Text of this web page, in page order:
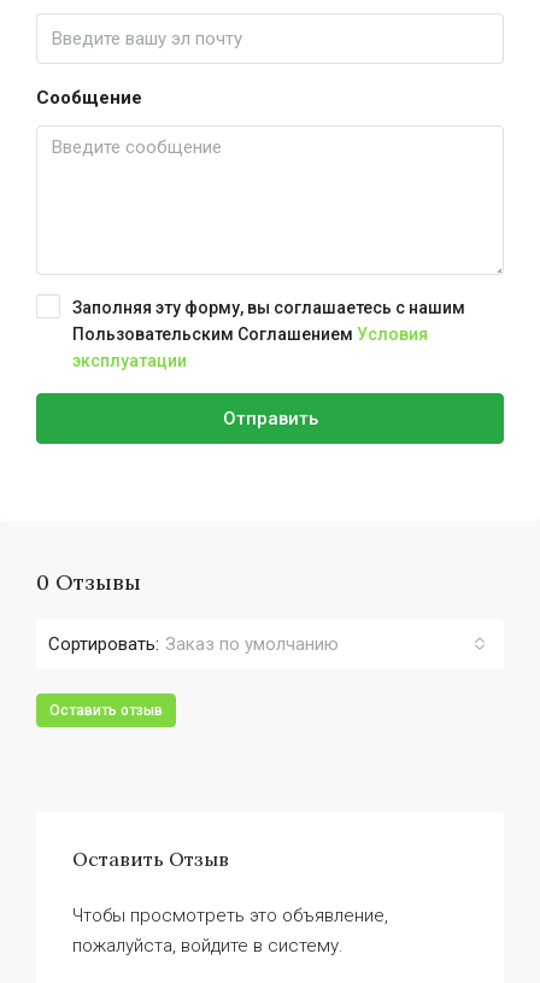
Сообщение
Заполняя эту форму, вы соглашаетесь с нашим
Пользовательским Соглашением Условия
эксплуатации
Отправить
0 Отзывы
Сортировать: Заказ по умолчанию
Оставить отзыв
Оставить Отзыв
Чтобы просмотреть это объявление,
пожалуйста, войдите в систему.